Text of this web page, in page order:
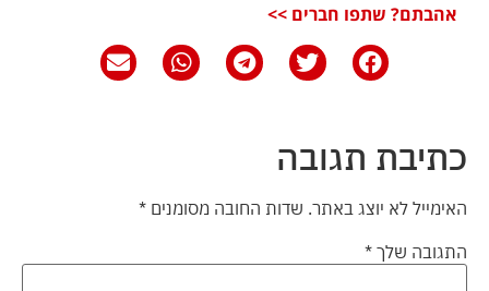
אהבתם? שתפו חברים >>
כתיבת תגובה
האימייל לא יוצג באתר. שדות החובה מסומנים *
התגובה שלך *